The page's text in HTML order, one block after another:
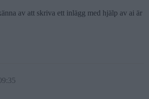
av att skriva ett inlägg med hjälp av ai är